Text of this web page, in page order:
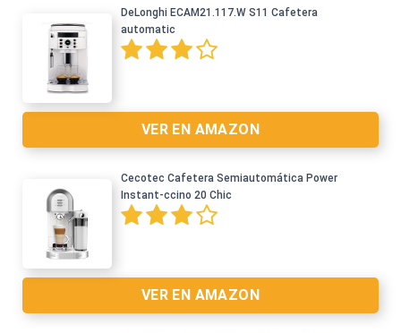
DeLonghi ECAM21.117.W S11 Cafetera
automatic
VER EN AMAZON
Cecotec Cafetera Semiautomática Power
Instant-ccino 20 Chic
VER EN AMAZON